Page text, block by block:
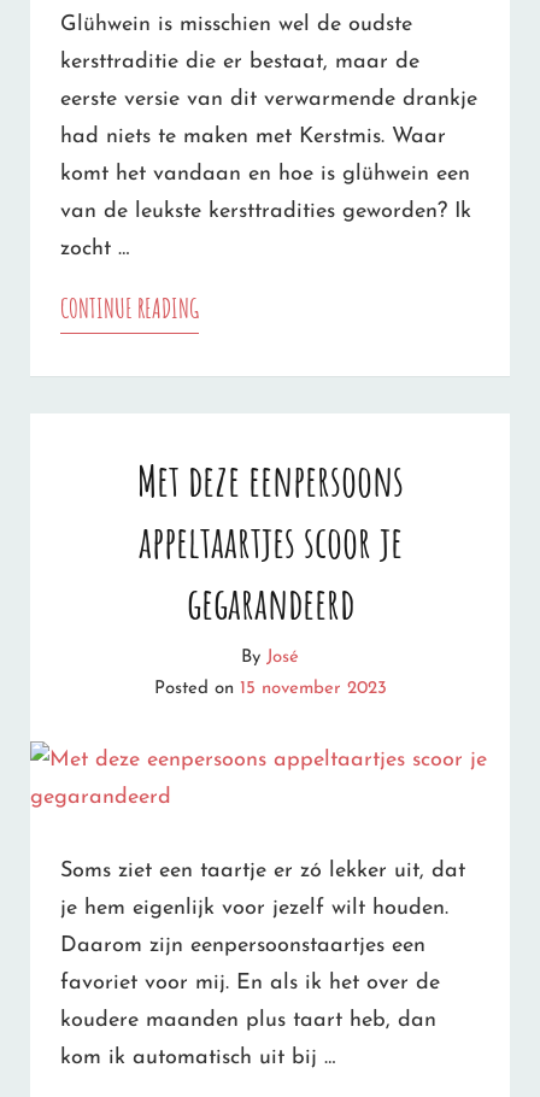
Glühwein is misschien wel de oudste
kersttraditie die er bestaat, maar de
eerste versie van dit verwarmende drankje
had niets te maken met Kerstmis. Waar
komt het vandaan en hoe is glühwein een
van de leukste kersttradities geworden? Ik
zocht …
CONTINUE READINGWIST
BESTAAT
AL
JAAR
(!)
ZO
HET
EEN
KERSTTRADITIE
Met deze eenpersoons
appeltaartjes scoor je
gegarandeerd
By José
Posted on 15 november 2023
Soms ziet een taartje er zó lekker uit, dat
je hem eigenlijk voor jezelf wilt houden.
Daarom zijn eenpersoonstaartjes een
favoriet voor mij. En als ik het over de
koudere maanden plus taart heb, dan
kom ik automatisch uit bij …